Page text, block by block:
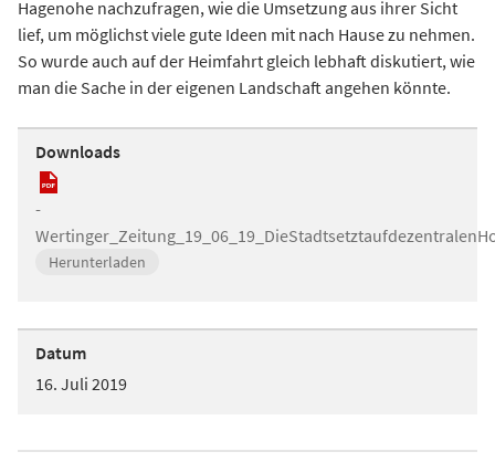
Hagenohe nachzufragen, wie die Umsetzung aus ihrer Sicht
lief, um möglichst viele gute Ideen mit nach Hause zu nehmen.
So wurde auch auf der Heimfahrt gleich lebhaft diskutiert, wie
man die Sache in der eigenen Landschaft angehen könnte.
Downloads
-
Herunterladen
Datum
16. Juli 2019